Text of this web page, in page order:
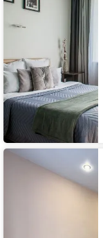
Владимир
Апартаменты
Исторический